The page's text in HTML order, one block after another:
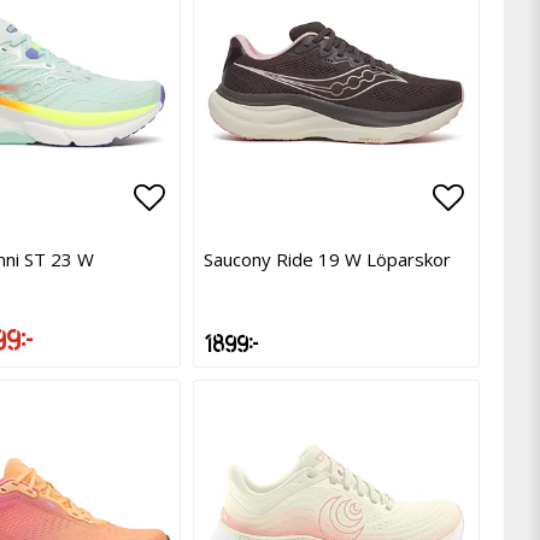
Lägg till i favoritlistan
Lägg till i favoritlistan
ST 23 W
kr
Saucony Ride 19 W Löparskor
1 899 kr